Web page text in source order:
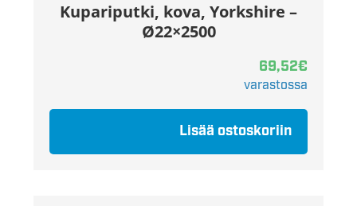
Kupariputki, kova, Yorkshire –
Ø22×2500
69,52€
varastossa
Lisää ostoskoriin